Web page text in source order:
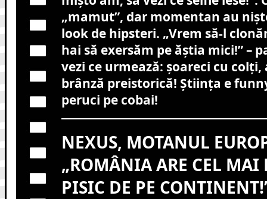
„mamut”, dar momentan au
look de hipsteri. „Vrem să-l
hai să exersăm pe ăștia mici!” –
vezi ce urmează: șoareci cu
brânză preistorică! Știința e
peruci pe cobai!
NEXUS, MOTANUL
„ROMÂNIA ARE CEL MAI
PISIC DE PE